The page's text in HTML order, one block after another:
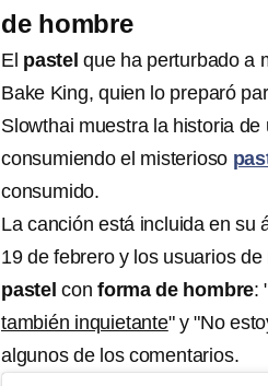
de hombre
El pastel que ha perturbado a
Bake King, quien lo preparó
Slowthai muestra la historia
consumiendo el misterioso
consumido.
La canción está incluida en su
19 de febrero y los usuarios
pastel conforma de hombre:
también inquietante" y "No
algunos de los comentarios.